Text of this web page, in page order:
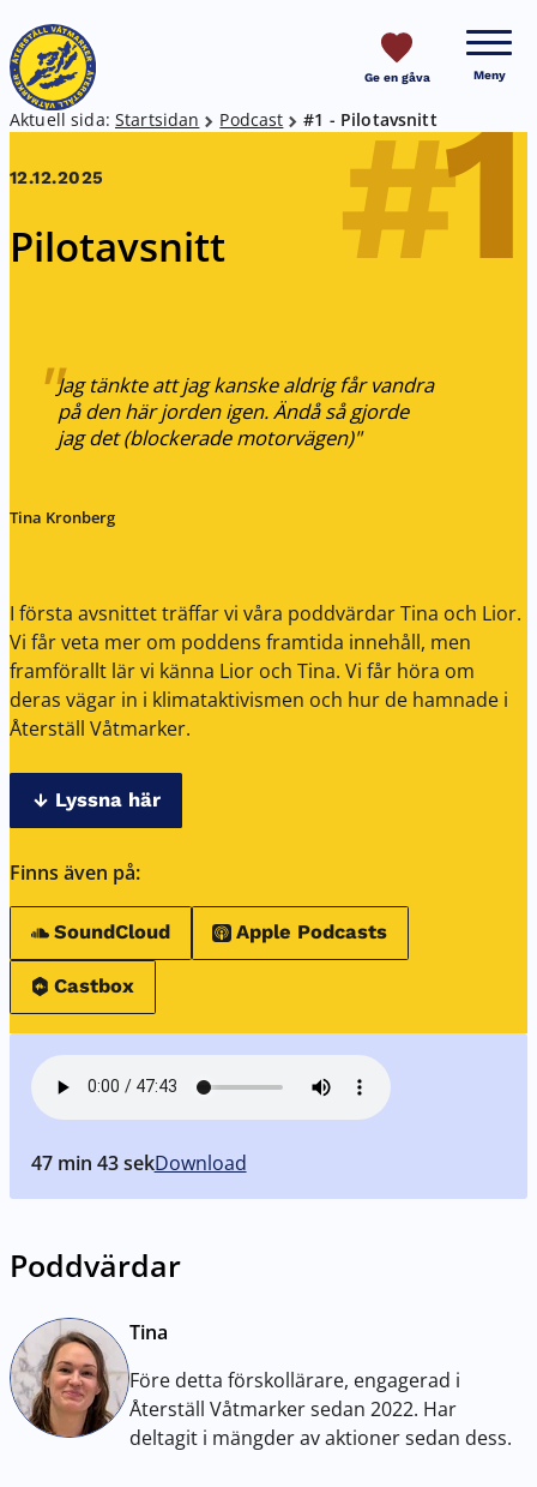
HOPPA TILL SIDANS INNEHÅLL
Ge en gåva Meny
Breadcrumb
Aktuell sida: Startsidan Podcast #1 - Pilotavsnitt
12.12.2025
Pilotavsnitt #1
I första avsnittet träffar vi våra poddvärdar Tina och Lior.
Vi får veta mer om poddens framtida innehåll, men
framförallt lär vi känna Lior och Tina. Vi får höra om
deras vägar in i klimataktivismen och hur de hamnade i
Återställ Våtmarker.
Lyssna här
Finns även på:
SoundCloud Apple Podcasts
Castbox
Jag tänkte att jag kanske aldrig får vandra
på den här jorden igen. Ändå så gjorde
jag det (blockerade motorvägen)
Tina Kronberg
47 min 43 sekDownload
Poddvärdar
Tina
Före detta förskollärare, engagerad i
Återställ Våtmarker sedan 2022. Har
deltagit i mängder av aktioner sedan dess.